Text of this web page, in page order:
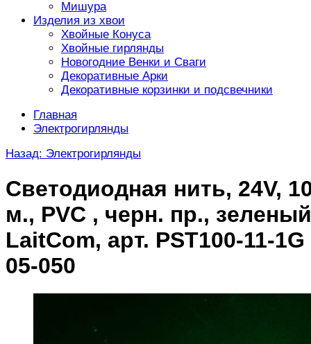
Мишура
Изделия из хвои
Хвойные Конуса
Хвойные гирлянды
Новогодние Венки и Сваги
Декоративные Арки
Декоративные корзинки и подсвечники
Главная
Электрогирлянды
Назад: Электрогирлянды
Светодиодная нить, 24V,
м., PVC , черн. пр.,
LaitCom, арт. PST100-11-1G
05-050